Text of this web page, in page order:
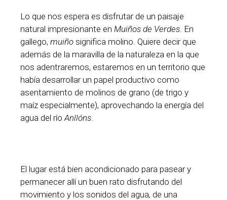
Lo que nos espera es disfrutar de un paisaje
natural impresionante en Muiños de Verdes. En
gallego, muiño significa molino. Quiere decir que
además de la maravilla de la naturaleza en la que
nos adentraremos, estaremos en un territorio que
había desarrollar un papel productivo como
asentamiento de molinos de grano (de trigo y
maíz especialmente), aprovechando la energía del
agua del ríoAnllóns.
El lugar está bien acondicionado para pasear y
permanecer allí un buen rato disfrutando del
movimiento y los sonidos del agua, de una